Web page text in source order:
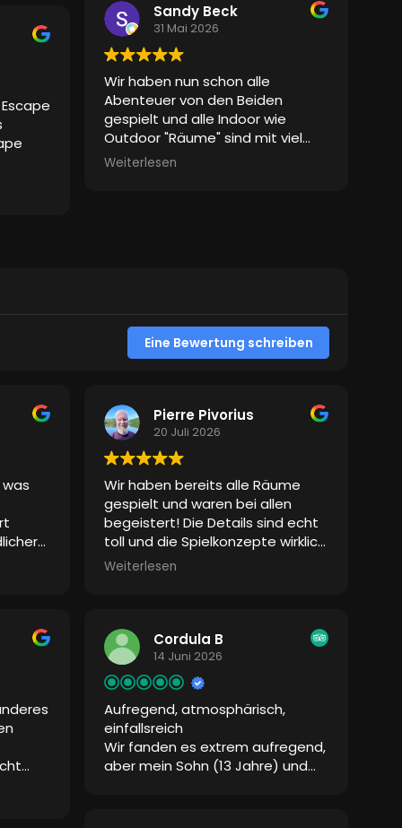
sie
Sandy Beck
31 Mai 2026
Wir haben nun schon alle
Abenteuer von den Beiden
gespielt und alle Indoor wie
Outdoor "Räume" sind mit viel
Liebe und Detailreichtum
Weiterlesen
Eine Bewertung schreiben
das
in
wie
Pierre Pivorius
20 Juli 2026
Wir haben bereits alle Räume
gespielt und waren bei allen
begeistert! Die Details sind echt
toll und die Spielkonzepte wirklich
gut gemacht. Die Spielleiter
Weiterlesen
Cordula B
14 Juni 2026
Aufregend, atmosphärisch,
einfallsreich
Wir fanden es extrem aufregend,
aber mein Sohn (13 Jahre) und